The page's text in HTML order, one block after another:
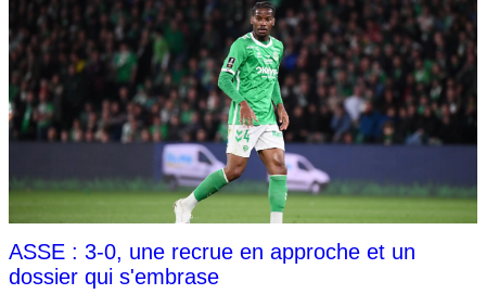
ASSE : 3-0, une recrue en approche et un
dossier qui s'embrase